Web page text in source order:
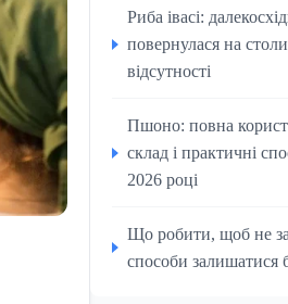
Риба івасі:
повернулася на столи
відсутності
Пшоно: повна
склад і практичні
2026 році
Що робити, щоб не
способи залишатися